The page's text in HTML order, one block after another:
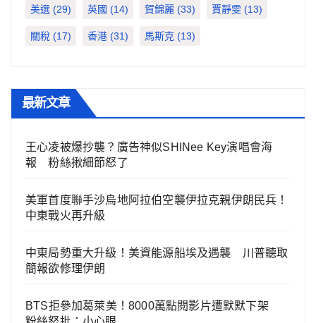
美選 (29) 英國 (14) 賀錦麗 (33) 賈靜雯 (13)
關稅 (17) 香港 (31) 馬斯克 (13)
最新文章
王心凌被爆抄襲？廣告神似SHINee Key演唱會海
報 粉絲揪細節怒了
美軍首度聯手沙烏地阿拉伯空襲伊拉克親伊朗民兵！
中東戰火再升級
中東局勢重大升級！美資能源船埃及遇襲 川普聽取
簡報欲修理伊朗
BTS拒參加葛萊美！8000萬點閱影片遭默默下架